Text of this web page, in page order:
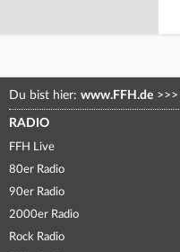
Du bist hier: www.FFH.de >>>
RADIO
FFH Live
80er Radio
90er Radio
2000er Radio
Rock Radio